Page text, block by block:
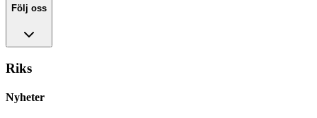
Följ oss
Riks
Nyheter